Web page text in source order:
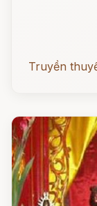
Truyền